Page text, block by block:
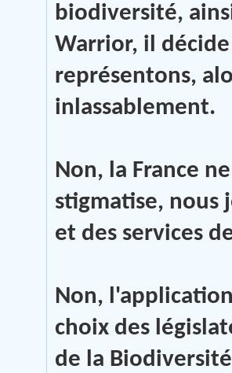
biodiversité,
Warrior, il
représentons,
inlassablement.
Non, la France
stigmatise, nous
et des services
Non,
choix des
de la